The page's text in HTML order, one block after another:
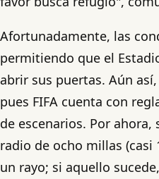
Afortunadamente, las
permitiendo que el
abrir sus puertas. Aún
pues FIFA cuenta con
de escenarios. Por
radio de ocho millas
un rayo; si aquello